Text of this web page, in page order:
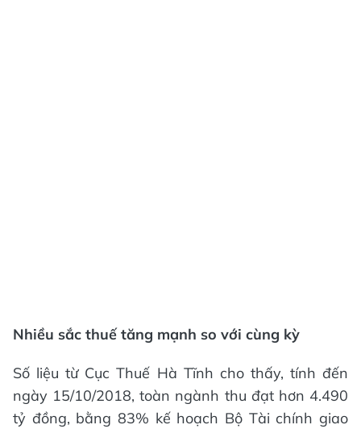
Nhiều sắc thuế tăng mạnh so với cùng kỳ
Số liệu từ Cục Thuế Hà Tĩnh cho thấy, tính đến
ngày 15/10/2018, toàn ngành thu đạt hơn 4.490
tỷ đồng, bằng 83% kế hoạch Bộ Tài chính giao